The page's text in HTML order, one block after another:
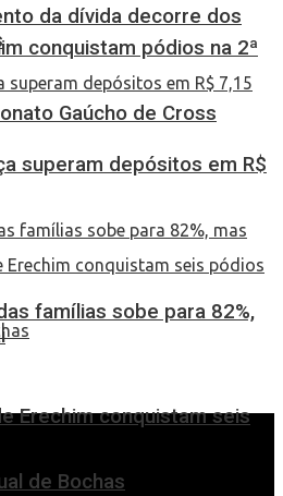
conquistam pódios na 2ª
Gaúcho de Cross
Erechim conquistam seis
de Bochas
da dívida decorre dos
superam depósitos em R$
famílias sobe para 82%,